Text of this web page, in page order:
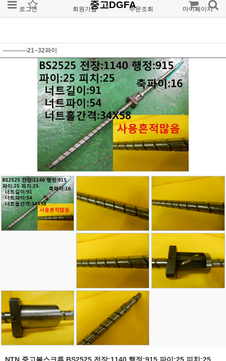
로그인 회원가입 주문조회 마이페이지
중고DGFA
------------21~32파이